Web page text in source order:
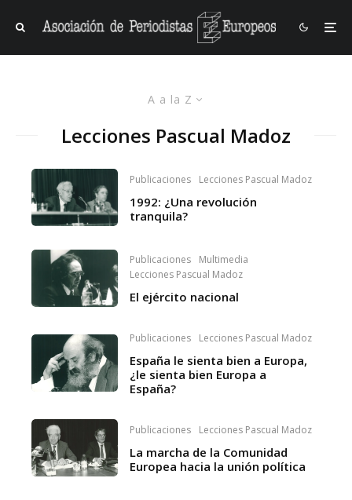
A a la Z
Lecciones Pascual Madoz
Publicaciones Lecciones Pascual Madoz
1992: ¿Una revolución
tranquila?
Publicaciones
Multimedia
Lecciones Pascual Madoz
El ejército nacional
Publicaciones Lecciones Pascual Madoz
España le sienta bien a Europa,
¿le sienta bien Europa a
España?
Publicaciones Lecciones Pascual Madoz
La marcha de la Comunidad
Europea hacia la unión política